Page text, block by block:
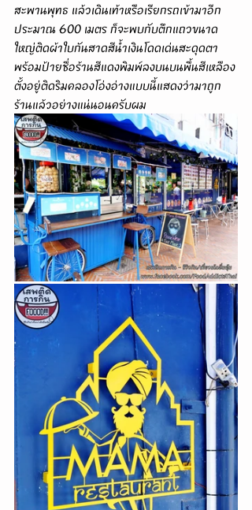
สะพานพุทธ แล้วเดินเท้าหรือเรียกรถเข้ามาอีก
ประมาณ 600 เมตร ก็จะพบกับตึกแถวขนาด
ใหญ่ติดผ้าใบกันสาดสีน้ำเงินโดดเด่นสะดุดตา
พร้อมป้ายชื่อร้านสีแดงพิมพ์ลงบนบนพื้นสีเหลือง
ตั้งอยู่ติดริมคลองโอ่งอ่างแบบนี้แสดงว่ามาถูก
ร้านแล้วอย่างแน่นอนครับผม